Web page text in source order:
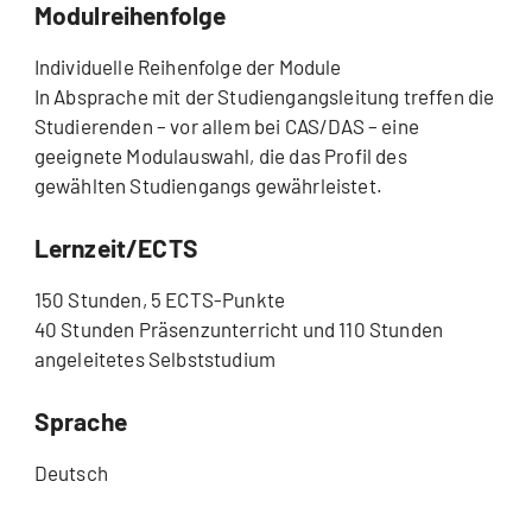
Modulreihenfolge
Individuelle Reihenfolge der Module
In Absprache mit der Studiengangsleitung treffen die
Studierenden – vor allem bei CAS/DAS – eine
geeignete Modulauswahl, die das Profil des
gewählten Studiengangs gewährleistet.
Lernzeit/ECTS
150 Stunden, 5 ECTS-Punkte
40 Stunden Präsenzunterricht und 110 Stunden
angeleitetes Selbststudium
Sprache
Deutsch